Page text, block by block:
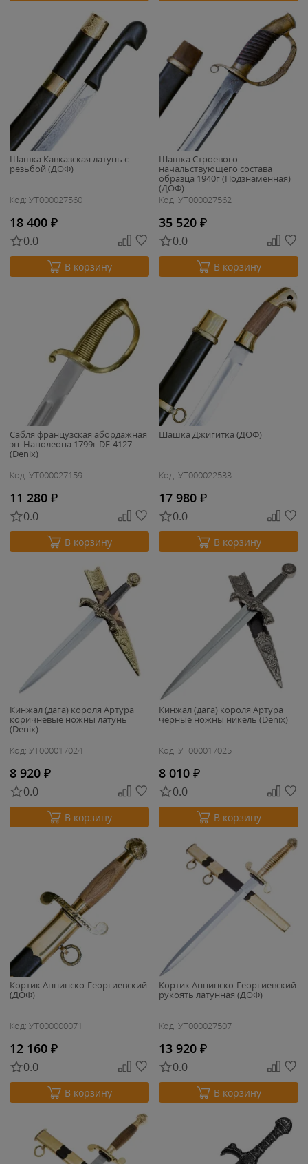
Шашка Кавказская латунь с
резьбой (ДОФ)
Код: УТ000027560
18 400 ₽
0.0
В корзину
Шашка Строевого
начальствующего состава
образца 1940г (Подзнаменная)
(ДОФ)
Код: УТ000027562
35 520 ₽
0.0
В корзину
Сабля французская абордажная
эп. Наполеона 1799г DE-4127
(Denix)
Код: УТ000027159
11 280 ₽
0.0
В корзину
Шашка Джигитка (ДОФ)
Код: УТ000022533
17 980 ₽
0.0
В корзину
Кинжал (дага) короля Артура
коричневые ножны латунь
(Denix)
Код: УТ000017024
8 920 ₽
0.0
В корзину
Кинжал (дага) короля Артура
черные ножны никель (Denix)
Код: УТ000017025
8 010 ₽
0.0
В корзину
Кортик Аннинско-Георгиевский
(ДОФ)
Код: УТ000000071
12 160 ₽
0.0
В корзину
Кортик Аннинско-Георгиевский
рукоять латунная (ДОФ)
Код: УТ000027507
13 920 ₽
0.0
В корзину